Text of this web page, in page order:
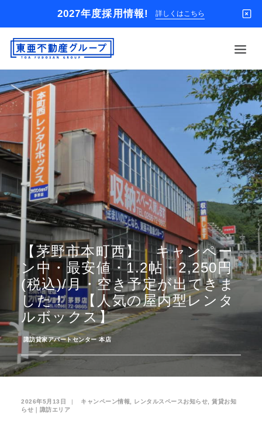
2027年度採用情報! 詳しくはこちら
借りる
買う
店舗
オーナー様
入居者様専用
解約のお申込み
企業情報
お問い合わせ
お気に入り 閲覧履歴
【茅野市本町西】 キャンペー
ン中・最安値・1.2帖・2,250円
(税込)/月・空き予定が出てきま
した！ 【人気の屋内型レンタ
ルボックス】
諏訪貸家アパートセンター 本店
2026年5月13日 | キャンペーン情報 レンタルスペースお知らせ
賃貸お知
らせ｜諏訪エリア